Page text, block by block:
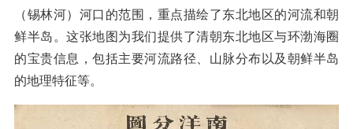
（锡林河）河口的范围，重点描绘了东北地区的河流和朝
鲜半岛。这张地图为我们提供了清朝东北地区与环渤海圈
的宝贵信息，包括主要河流路径、山脉分布以及朝鲜半岛
的地理特征等。